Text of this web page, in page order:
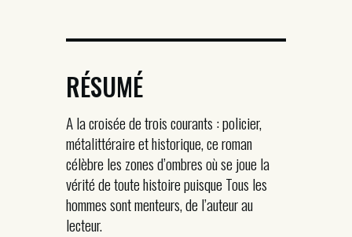
RÉSUMÉ
A la croisée de trois courants : policier,
métalittéraire et historique, ce roman
célèbre les zones d’ombres où se joue la
vérité de toute histoire puisque Tous les
hommes sont menteurs, de l’auteur au
lecteur.